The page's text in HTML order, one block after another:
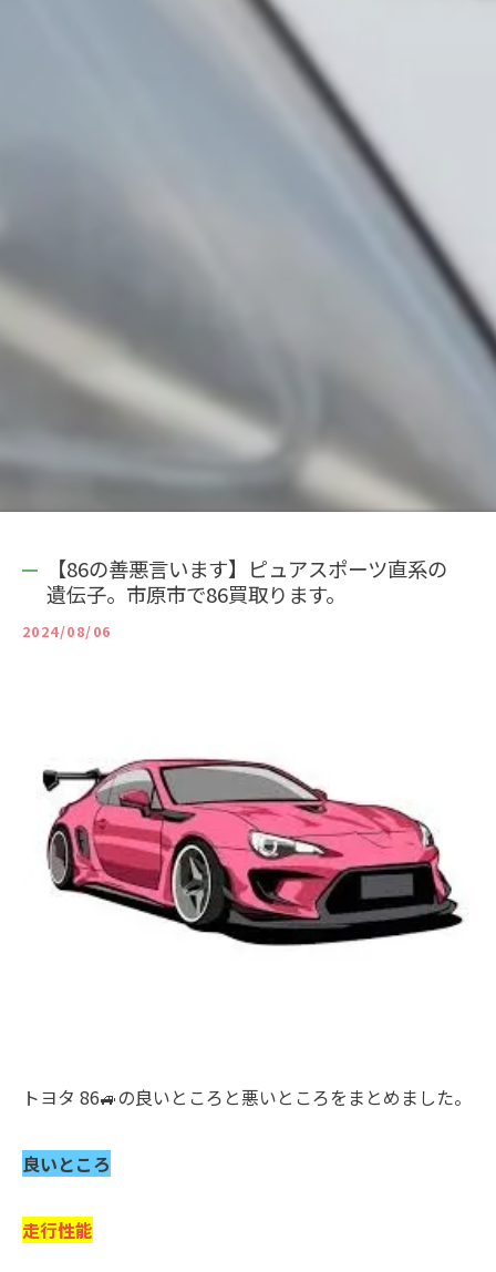
【86の善悪言います】ピュアスポーツ直系の
遺伝子。市原市で86買取ります。
2024/08/06
トヨタ 86🚙の良いところと悪いところをまとめました。
良いところ
走行性能